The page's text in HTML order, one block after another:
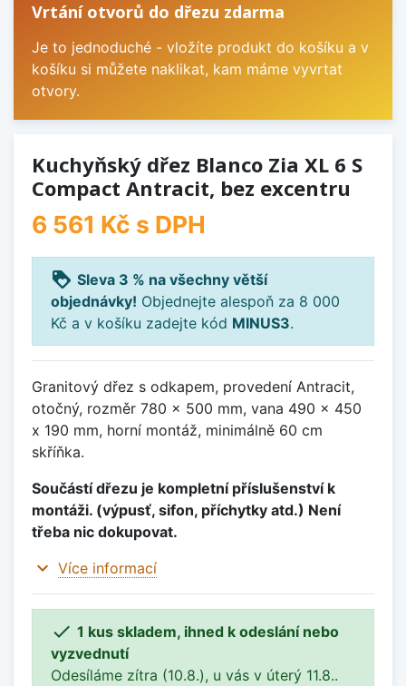
Vrtání otvorů do dřezu zdarma
Je to jednoduché - vložíte produkt do košíku a v
košíku si můžete naklikat, kam máme vyvrtat
otvory.
Kuchyňský dřez Blanco Zia XL 6 S
Compact Antracit, bez excentru
6 561 Kč s DPH
loyalty Sleva 3 % na všechny větší
objednávky! Objednejte alespoň za 8 000
Kč a v košíku zadejte kód MINUS3.
Granitový dřez s odkapem, provedení Antracit,
otočný, rozměr 780 x 500 mm, vana 490 x 450
x 190 mm, horní montáž, minimálně 60 cm
skříňka.
Součástí dřezu je kompletní příslušenství k
montáži. (výpusť, sifon, příchytky atd.) Není
třeba nic dokupovat.
expand_more Více informací
 1 kus skladem, ihned k odeslání nebo
vyzvednutí
Odesíláme zítra (10.8.), u vás v úterý 11.8..